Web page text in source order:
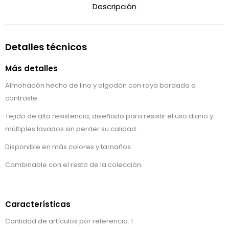
Descripción
Detalles técnicos
Más detalles
Almohadón hecho de lino y algodón con raya bordada a
contraste.
Tejido de alta resistencia, diseñado para resistir el uso diario y
múltiples lavados sin perder su calidad.
Disponible en más colores y tamaños.
Combinable con el resto de la colección.
Características
Cantidad de artículos por referencia: 1